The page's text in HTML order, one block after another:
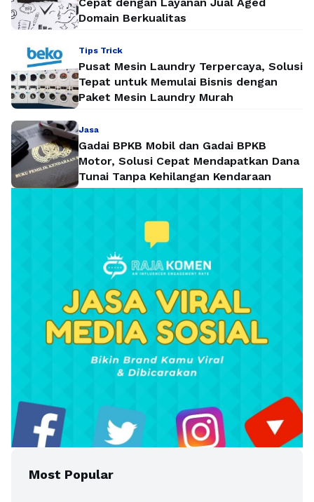
Cepat dengan Layanan Jual Aged
Domain Berkualitas
Tips Trick
Pusat Mesin Laundry Terpercaya, Solusi
Tepat untuk Memulai Bisnis dengan
Paket Mesin Laundry Murah
Jasa
Gadai BPKB Mobil dan Gadai BPKB
Motor, Solusi Cepat Mendapatkan Dana
Tunai Tanpa Kehilangan Kendaraan
Most Popular